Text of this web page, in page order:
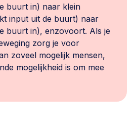
buurt in) naar klein
input uit de buurt) naar
buurt in), enzovoort. Als je
zorg je voor
zoveel mogelijk mensen,
mogelijkheid is om mee